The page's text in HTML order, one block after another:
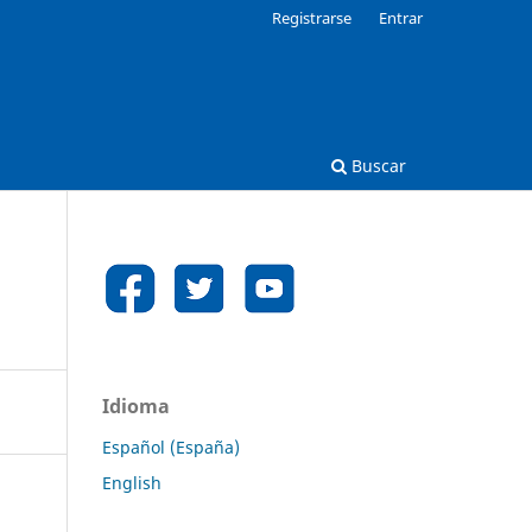
Buscar
Registrarse Entrar
Idioma
Español (España)
English